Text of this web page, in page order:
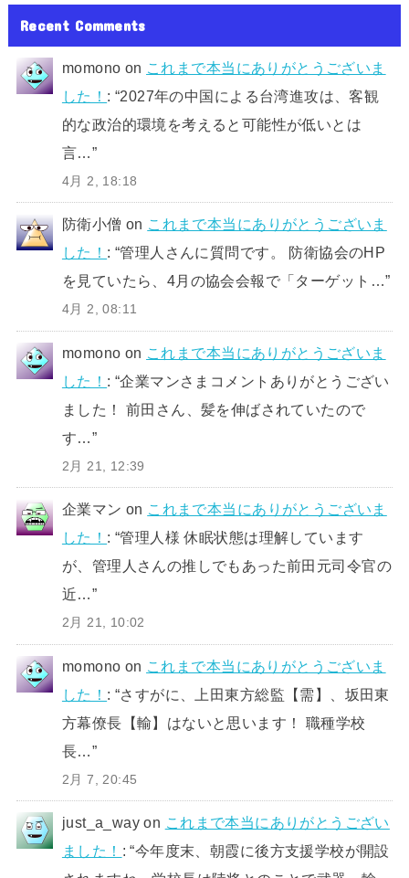
Recent Comments
momono on これまで本当にありがとうございま
した！ : “2027年の中国による台湾進攻は、客観
的な政治的環境を考えると可能性が低いとは
言…”
4月 2, 18:18
防衛小僧 on これまで本当にありがとうございま
した！ : “管理人さんに質問です。 防衛協会のHP
を見ていたら、4月の協会会報で「ターゲット…”
4月 2, 08:11
momono on これまで本当にありがとうございま
した！ : “企業マンさまコメントありがとうござい
ました！ 前田さん、髪を伸ばされていたので
す…”
2月 21, 12:39
企業マン on これまで本当にありがとうございま
した！ : “管理人様 休眠状態は理解しています
が、管理人さんの推しでもあった前田元司令官の
近…”
2月 21, 10:02
momono on これまで本当にありがとうございま
した！ : “さすがに、上田東方総監【需】、坂田東
方幕僚長【輸】はないと思います！ 職種学校
長…”
2月 7, 20:45
just_a_way on これまで本当にありがとうござい
ました！ : “今年度末、朝霞に後方支援学校が開設